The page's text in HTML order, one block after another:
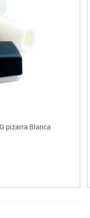
pizarra Blanca